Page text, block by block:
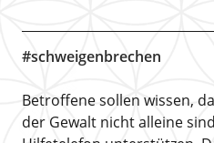
#schweigenbrechen
Betroffene sollen wissen,
der Gewalt nicht alleine